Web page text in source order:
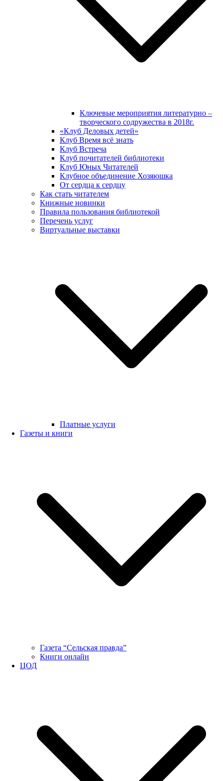
Ключевые мероприятия литературно –
творческого содружества в 2018г.
«Клуб Деловых детей»
Клуб Время всё знать
Клуб Встреча
Клуб почитателей библиотеки
Клуб Юных Читателей
Клубное объединение Хозяюшка
От сердца к сердцу
Как стать читателем
Книжные новинки
Правила пользования библиотекой
Перечень услуг
Виртуальные выставки
Платные услуги
Газеты и книги
Газета “Сельская правда”
Книги онлайн
ЦОД